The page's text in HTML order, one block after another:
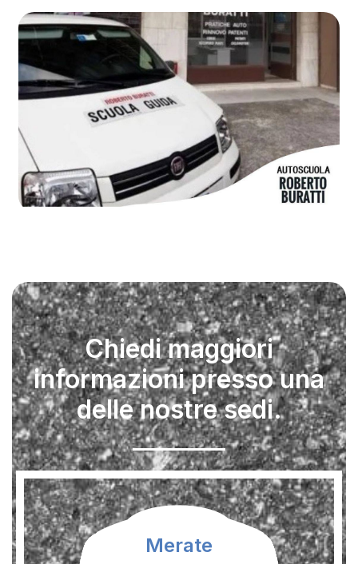
Chiedi maggiori
informazioni presso una
delle nostre sedi.
Merate